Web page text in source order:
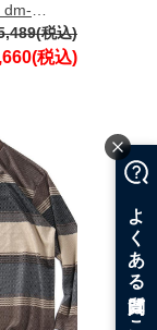
dm-
税込)
税込)